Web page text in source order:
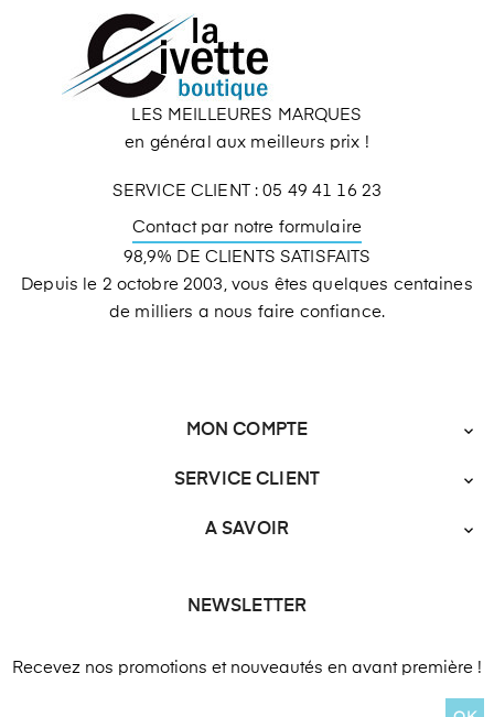
LES MEILLEURES MARQUES
en général aux meilleurs prix !
SERVICE CLIENT : 05 49 41 16 23
Contact par notre formulaire
98,9% DE CLIENTS SATISFAITS
Depuis le 2 octobre 2003, vous êtes quelques centaines
de milliers a nous faire confiance.
MON COMPTE 
SERVICE CLIENT 
A SAVOIR 
NEWSLETTER
Recevez nos promotions et nouveautés en avant première !